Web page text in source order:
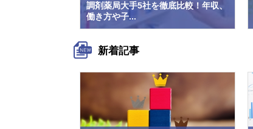
調剤薬局大手5社を徹底比較！年収、
働き方や子...
新着記事